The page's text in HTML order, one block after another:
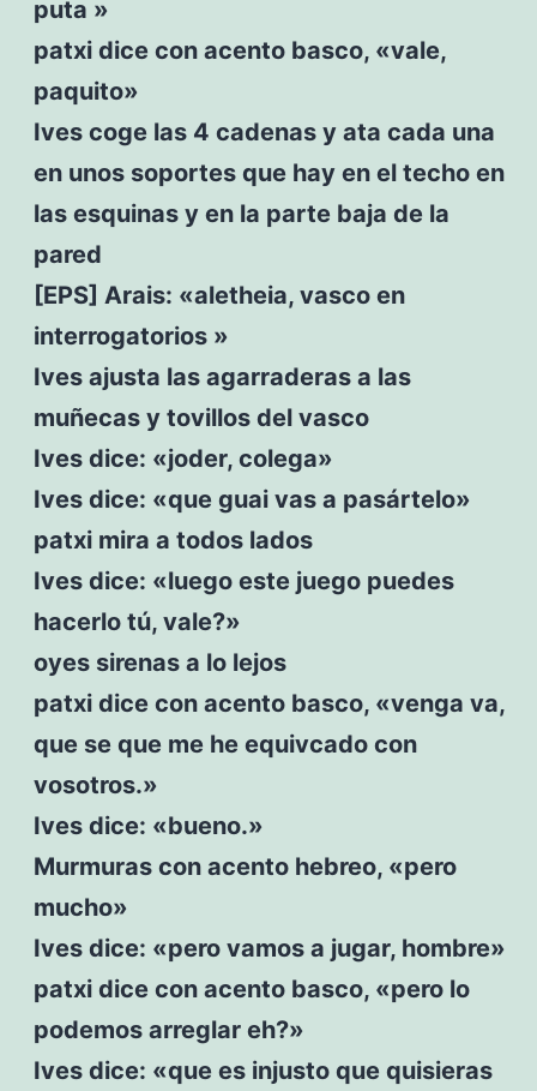
puta »
patxi dice con acento basco, «vale,
paquito»
Ives coge las 4 cadenas y ata cada una
en unos soportes que hay en el techo en
las esquinas y en la parte baja de la
pared
[EPS] Arais: «aletheia, vasco en
interrogatorios »
Ives ajusta las agarraderas a las
muñecas y tovillos del vasco
Ives dice: «joder, colega»
Ives dice: «que guai vas a pasártelo»
patxi mira a todos lados
Ives dice: «luego este juego puedes
hacerlo tú, vale?»
oyes sirenas a lo lejos
patxi dice con acento basco, «venga va,
que se que me he equivcado con
vosotros.»
Ives dice: «bueno.»
Murmuras con acento hebreo, «pero
mucho»
Ives dice: «pero vamos a jugar, hombre»
patxi dice con acento basco, «pero lo
podemos arreglar eh?»
Ives dice: «que es injusto que quisieras